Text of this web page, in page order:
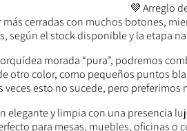
Arreglo
cerradas con muchos botones,
según el stock disponible y la etapa
morada “pura”, podremos
otro color, como pequeños puntos
veces esto no sucede, pero
elegante y limpia con una presencia
para mesas, muebles, oficinas o